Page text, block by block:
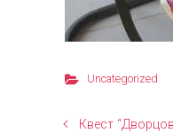
Uncategorized
Квест